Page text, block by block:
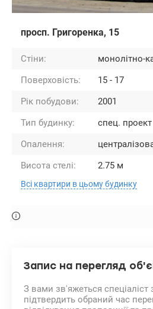
просп. Григоренка, 15
Стіни:
монолітно-
Поверховість:
15 - 17
Рік побудови:
2001
Тип будинку:
спец. проект
Опалення:
Висота стелі:
2.75 м
Всі квартири в цьому будинку
Запис на перегляд
З вами зв'яжеться спеціаліст
підтвердить обраний час